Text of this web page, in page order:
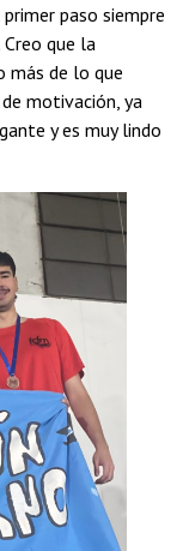
paso siempre
que la
más de lo que
motivación, ya
y es muy lindo